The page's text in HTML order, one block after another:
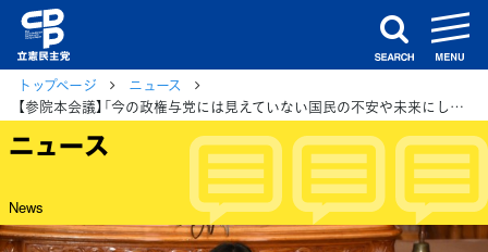
search
トップページ
ニュース
【参院本会議】「今の政権与党には見えていない国民の不安や未来にしっかり向き合っていく」と田名部議員
ニュース
News